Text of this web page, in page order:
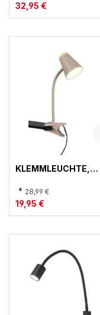
32,95 €
KLEMMLEUCHTE,
* 28,99 €
19,95 €